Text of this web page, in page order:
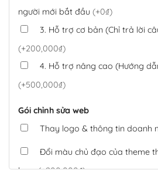
người mới bắt đầu (+0₫)
3. Hỗ trợ cơ bản (Chỉ trả lời
(+200,000₫)
4. Hỗ trợ nâng cao (Hướng
(+500,000₫)
Gói chỉnh sửa web
Thay logo & thông tin doanh
Đổi màu chủ đạo của theme